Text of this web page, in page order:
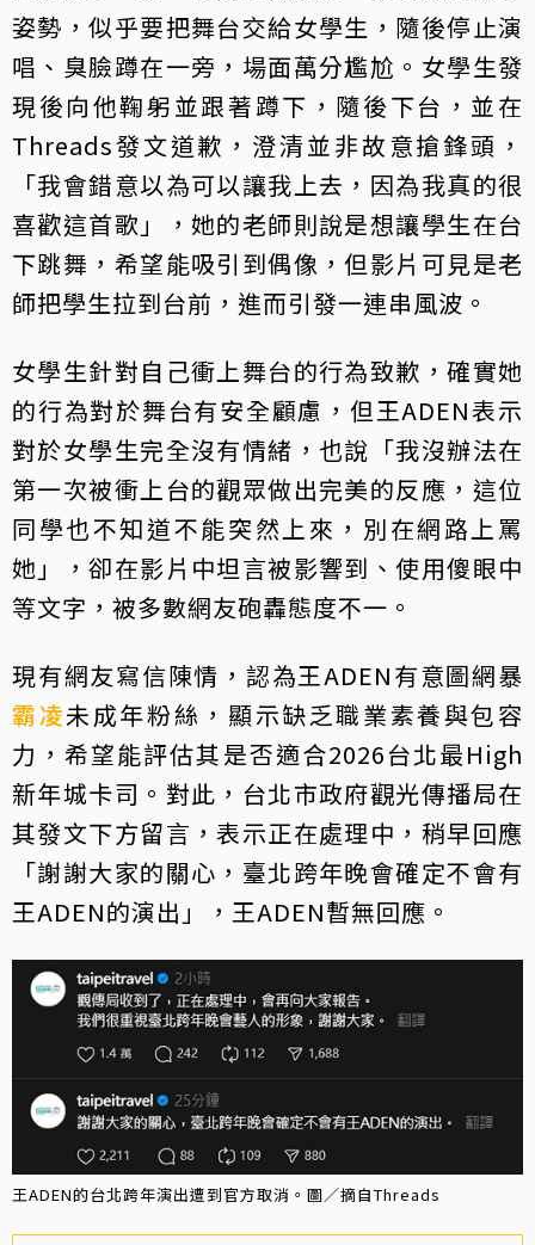
姿勢，似乎要把舞台交給女學生，隨後停止演
唱、臭臉蹲在一旁，場面萬分尷尬。女學生發
現後向他鞠躬並跟著蹲下，隨後下台，並在
Threads發文道歉，澄清並非故意搶鋒頭，
「我會錯意以為可以讓我上去，因為我真的很
喜歡這首歌」，她的老師則說是想讓學生在台
下跳舞，希望能吸引到偶像，但影片可見是老
師把學生拉到台前，進而引發一連串風波。
女學生針對自己衝上舞台的行為致歉，確實她
的行為對於舞台有安全顧慮，但王ADEN表示
對於女學生完全沒有情緒，也說「我沒辦法在
第一次被衝上台的觀眾做出完美的反應，這位
同學也不知道不能突然上來，別在網路上罵
她」，卻在影片中坦言被影響到、使用傻眼中
等文字，被多數網友砲轟態度不一。
現有網友寫信陳情，認為王ADEN有意圖網暴
霸凌未成年粉絲，顯示缺乏職業素養與包容
力，希望能評估其是否適合2026台北最High
新年城卡司。對此，台北市政府觀光傳播局在
其發文下方留言，表示正在處理中，稍早回應
「謝謝大家的關心，臺北跨年晚會確定不會有
王ADEN的演出」，王ADEN暫無回應。
王ADEN的台北跨年演出遭到官方取消。圖／摘自Threads